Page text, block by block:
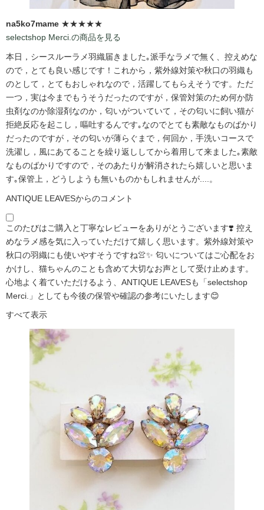
na5ko7mame ★★★★★
selectshop Merci.の商品を見る
本日，シースルーラメ羽織届きました｡派手なラメで無く、控えめな
ので，とても良い感じです！これから，紫外線対策や秋口の羽織も
のとして，とてもおしゃれなので，活躍してもらえそうです。ただ
一つ，実は今までもうそうだったのですが，保管対策のため何か防
虫剤なのか除湿剤なのか，匂いがついていて，その匂いに飼い猫が
拒絶反応を起こし，嘔吐するんです｡なのでとても素敵なものばかり
だったのですが，その匂いが薄らぐまで，何回か，手洗いコースで
洗濯し，風にあてることを繰り返ししてから着用して来ました｡素敵
なものばかりですので，そのあたりが解消されたら嬉しいと思いま
す｡保管上，どうしようも無いものかもしれませんが....。
ANTIQUE LEAVESからのコメント
このたびはご購入と丁寧なレビューをありがとうございます❣️ 控え
めなラメ感を気に入っていただけて嬉しく思います。紫外線対策や
秋口の羽織にも使いやすそうですね👚✨ 匂いについてはご心配をお
かけし、猫ちゃんのことも含めて大切なお声として受け止めます。
心地よく着ていただけるよう、ANTIQUE LEAVESも「selectshop
Merci.」としても今後の保管や確認の参考にいたします😊
すべて表示